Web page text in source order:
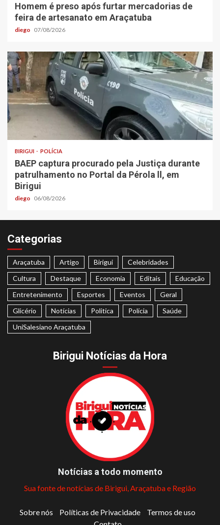
Homem é preso após furtar mercadorias de
feira de artesanato em Araçatuba
diego 07/08/2026
BIRIGUI POLÍCIA
BAEP captura procurado pela Justiça durante
patrulhamento no Portal da Pérola ll, em
Birigui
diego 06/08/2026
Categorias
Araçatuba Artigo Birigui
Celebridades
Cultura
Destaque Economia Editais
Educação
Entretenimento
Esportes Eventos
Geral
Glicério
Notícias Politica Polícia
Saúde
UniSalesiano Araçatuba
Birigui Notícias da Hora
Notícias a todo momento
Sua fonte de notícias de Birigui, Araçatuba e Região
Sobre nós Políticas de Privacidade
Termos de uso